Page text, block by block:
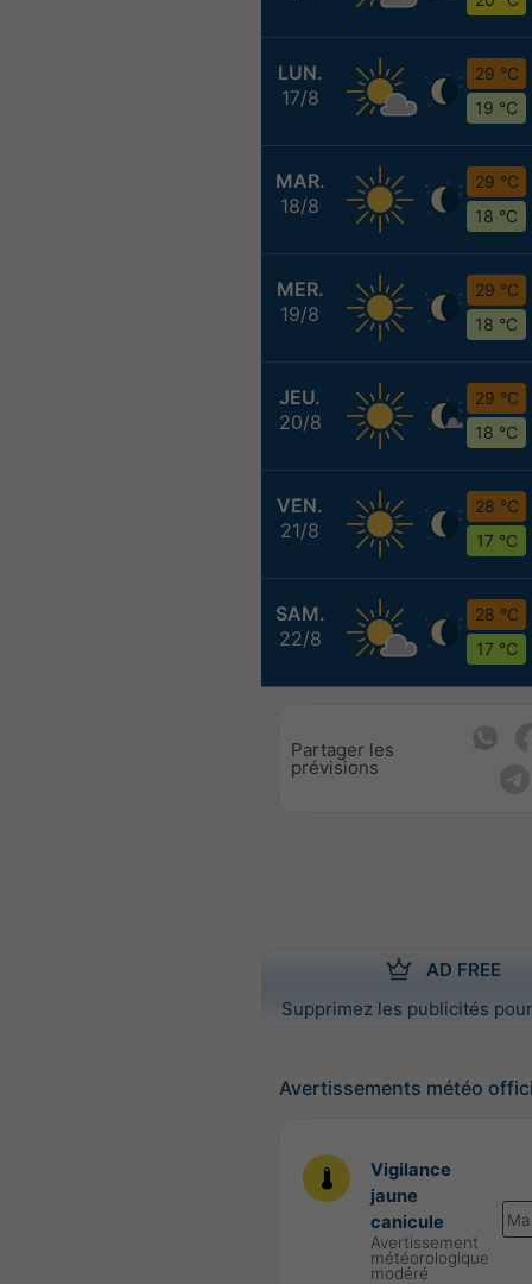
LUN.
17/8
29 °C
19 °C
MAR.
18/8
29 °C
18 °C
MER.
19/8
29 °C
18 °C
JEU.
20/8
29 °C
18 °C
VEN.
21/8
28 °C
17 °C
SAM.
22/8
28 °C
17 °C
Partager les
prévisions
AD FREE
Supprimez les publicités
Avertissements météo
Vigilance
jaune
canicule
Avertissement
météorologique
modéré